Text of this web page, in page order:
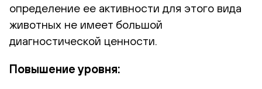
определение ее активности для этого вида
животных не имеет большой
диагностической ценности.
Повышение уровня: